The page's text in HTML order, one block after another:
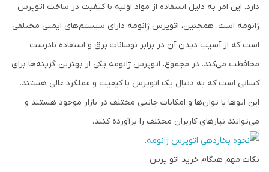
دارد. این امر به دلیل استفاده از مواد اولیه با کیفیت در ساخت اتوپرس
ژانومه است. همچنین، اتوپرس ژانومه دارای سیستم‌های ایمنی مختلفی
است که از آسیب دیدن آن در برابر نوسانات برق و استفاده نادرست
محافظت می‌کند. در مجموع، اتوپرس ژانومه یکی از بهترین گزینه‌ها برای
کسانی است که به دنبال یک اتوپرس با کیفیت و عملکرد عالی هستند.
این اتوها با توان‌ها و امکانات جانبی مختلف در بازار موجود هستند و
می‌توانند نیازهای کاربران مختلف را برآورده کنند.
نکات مهم هنگام خرید اتو پرس